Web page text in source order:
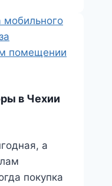
в Чехии
а
покупка